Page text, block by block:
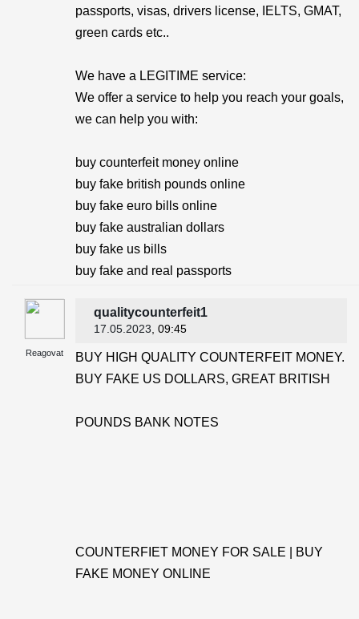
passports, visas, drivers license, IELTS, GMAT,
green cards etc..
We have a LEGITIME service:
We offer a service to help you reach your goals,
we can help you with:
buy counterfeit money online
buy fake british pounds online
buy fake euro bills online
buy fake australian dollars
buy fake us bills
buy fake and real passports
Reagovat
qualitycounterfeit1
17.05.2023 , 09:45
BUY HIGH QUALITY COUNTERFEIT MONEY.
BUY FAKE US DOLLARS, GREAT BRITISH
POUNDS BANK NOTES
COUNTERFIET MONEY FOR SALE | BUY
FAKE MONEY ONLINE